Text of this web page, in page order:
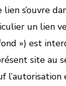
s’ouvre
un lien
») est
site au